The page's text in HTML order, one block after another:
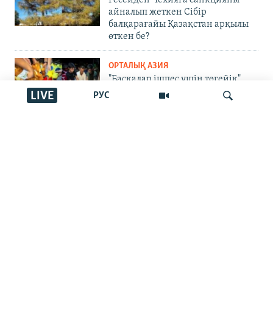
РУС
LIVE
айналып жеткен Сібір
балқарағайы Қазақстан арқылы
өткен бе?
ОРТАЛЫҚ АЗИЯ
"Басқалар ішпес үшін төгейік".
Қырғызстандағы арақ төгу
челленджі: Ақша шашу ма әлде